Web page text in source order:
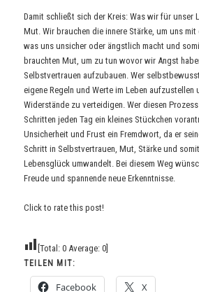
Damit schließt sich der Kreis: Was wir für unser
Mut. Wir brauchen die innere Stärke, um uns mit
was uns unsicher oder ängstlich macht und
brauchten Mut, um zu tun wovor wir Angst
Selbstvertrauen aufzubauen. Wer
eigene Regeln und Werte im Leben aufzustellen
Widerstände zu verteidigen. Wer diesen
Schritten jeden Tag ein kleines Stückchen
Unsicherheit und Frust ein Fremdwort, da er
Schritt in Selbstvertrauen, Mut, Stärke und
Lebensglück umwandelt. Bei diesem Weg
Freude und spannende neue Erkenntnisse.
Click to rate this post!
[Total:0 Average:0
TEILEN MIT:
Facebook X